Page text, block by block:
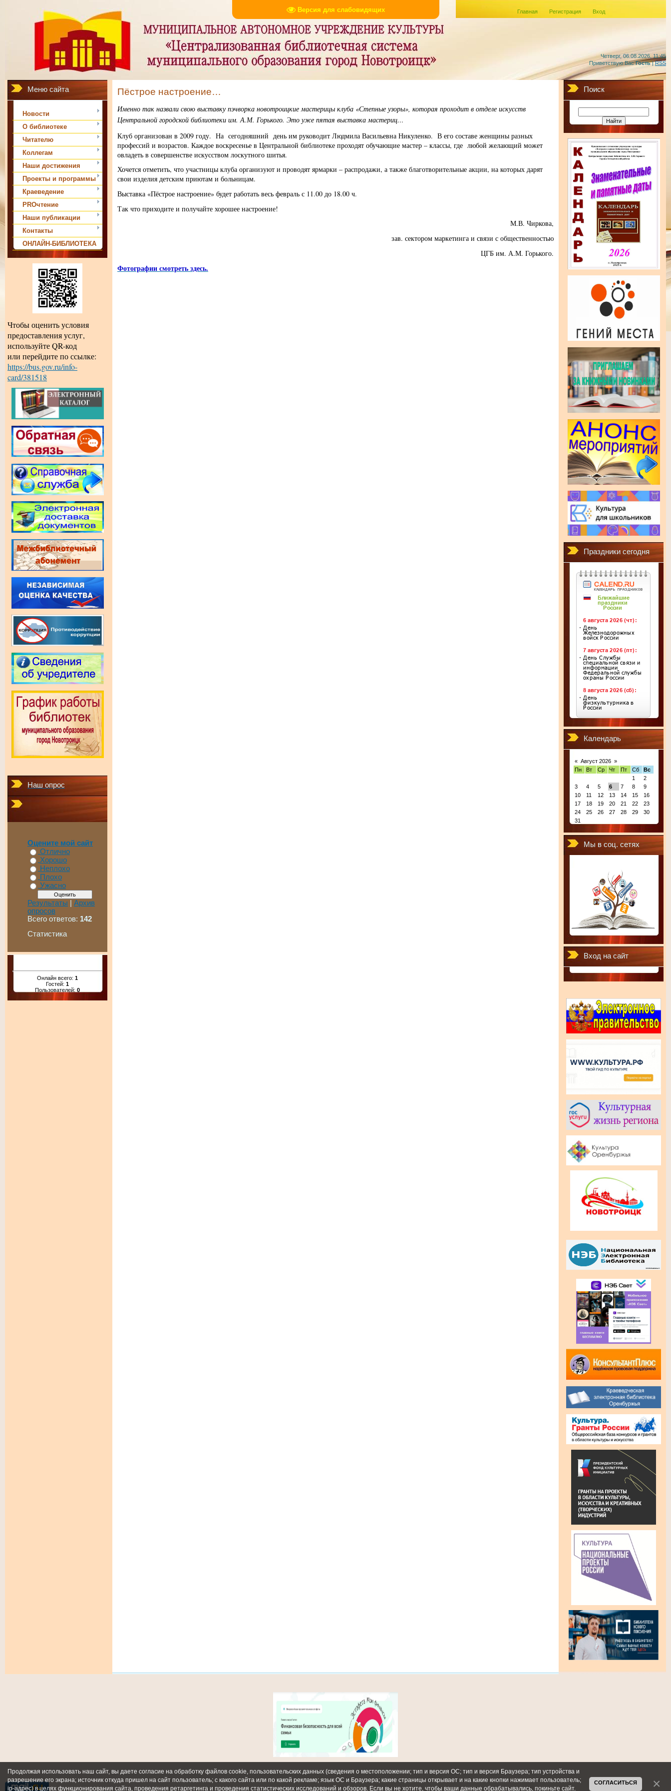
Версия для слабовидящих
Четверг, 06.08.2026, 11:45
Приветствую Вас Гость|RSS
Главная Регистрация Вход
Меню сайта
Новости
О библиотеке
Читателю
Коллегам
Наши достижения
Проекты и программы
Краеведение
PROчтение
Наши публикации
Контакты
ОНЛАЙН-БИБЛИОТЕКА
Чтобы оценить условия
предоставления услуг,
используйте QR-код
или перейдите по ссылке:
https://bus.gov.ru/info-
card/381518
Наш опрос
Оцените мой сайт
Отлично
Хорошо
Неплохо
Плохо
Ужасно
Результаты | Архив
опросов
Всего ответов: 142
Статистика
Онлайн всего: 1
Гостей: 1
Пользователей: 0
Пёстрое настроение…
Именно так назвали свою выставку пэчворка новотроицкие мастерицы клуба «Степные узоры», которая проходит в отделе искусств
Центральной городской библиотеки им. А.М. Горького. Это уже пятая выставка мастериц…
Клуб организован в 2009 году. На сегодняшний день им руководит Людмила Васильевна Никуленко. В его составе женщины разных
профессий и возрастов. Каждое воскресенье в Центральной библиотеке проходят обучающие мастер – классы, где любой желающий может
овладеть в совершенстве искусством лоскутного шитья.
Хочется отметить, что участницы клуба организуют и проводят ярмарки – распродажи, а также благотворительные акции, на которых дарят
свои изделия детским приютам и больницам.
Выставка «Пёстрое настроение» будет работать весь февраль с 11.00 до 18.00 ч.
Так что приходите и получайте хорошее настроение!
М.В. Чиркова,
зав. сектором маркетинга и связи с общественностью
ЦГБ им. А.М. Горького.
Фотографии смотреть здесь.
Поиск
Праздники сегодня
Календарь
« Август 2026 »
Пн
Вт Ср Чт Пт Сб
Вс
1
2
3
4 5 6 7 8
9
10
11 12 13 14 15
16
17
18 19 20 21 22
23
24
25 26 27 28 29
30
31
Мы в соц. сетях
Вход на сайт
Продолжая использовать наш сайт, вы даете согласие на обработку файлов cookie, пользовательских данных (сведения о местоположении; тип и версия ОС; тип и версия Браузера; тип устройства и
разрешение его экрана; источник откуда пришел на сайт пользователь; с какого сайта или по какой рекламе; язык ОС и Браузера; какие страницы открывает и на какие кнопки нажимает пользователь;
ip-адрес) в целях функционирования сайта, проведения ретаргетинга и проведения статистических исследований и обзоров. Если вы не хотите, чтобы ваши данные обрабатывались, покиньте сайт.
СОГЛАСИТЬСЯ